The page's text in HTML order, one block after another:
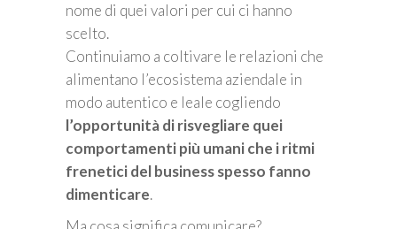
nome di quei valori per cui ci hanno
scelto.
Continuiamo a coltivare le relazioni che
alimentano l’ecosistema aziendale in
modo autentico e leale cogliendo
l’opportunità di risvegliare quei
comportamenti più umani che i ritmi
frenetici del business spesso fanno
dimenticare.